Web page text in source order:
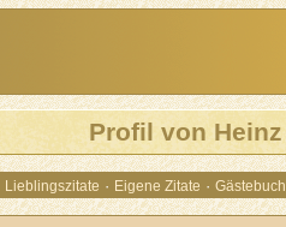
Profil von Heinz
Lieblingszitate · Eigene Zitate · Gästebuch